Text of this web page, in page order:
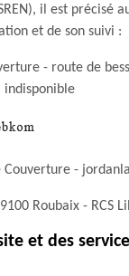
il est
et de son suivi :
- route de
indisponible
Couverture -
Roubaix -
et des